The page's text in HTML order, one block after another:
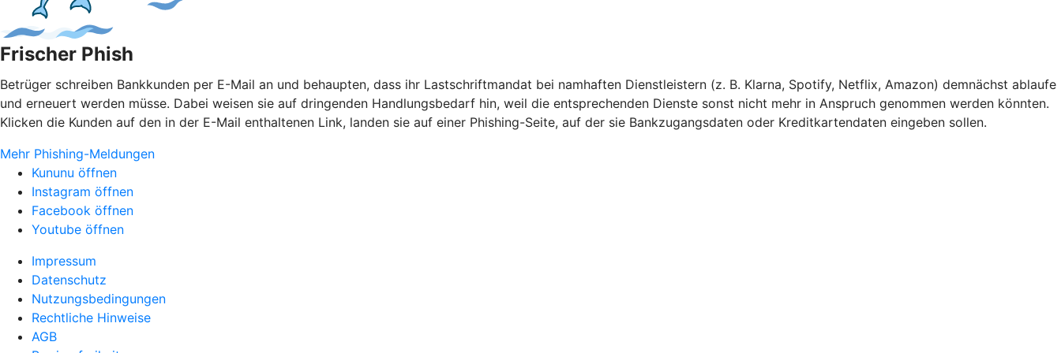
Frischer Phish
Betrüger schreiben Bankkunden per E-Mail an und behaupten, dass ihr Lastschriftmandat bei namhaften Dienstleistern (z. B. Klarna, Spotify, Netflix, Amazon) demnächst ablaufe
und erneuert werden müsse. Dabei weisen sie auf dringenden Handlungsbedarf hin, weil die entsprechenden Dienste sonst nicht mehr in Anspruch genommen werden könnten.
Klicken die Kunden auf den in der E-Mail enthaltenen Link, landen sie auf einer Phishing-Seite, auf der sie Bankzugangsdaten oder Kreditkartendaten eingeben sollen.
Mehr Phishing-Meldungen
Kununu öffnen
Instagram öffnen
Facebook öffnen
Youtube öffnen
Impressum
Datenschutz
Nutzungsbedingungen
Rechtliche Hinweise
AGB